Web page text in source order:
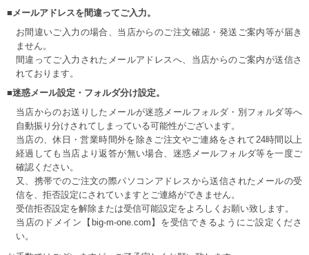
COLOR VARIATION
■メールアドレスを間違ってご入力。
お間違いご入力の場合、当店からのご注文確認・発送ご案内等が届き
ません。
間違ってご入力されたメールアドレスへ、当店からのご案内が送信さ
れております。
■迷惑メール設定・フォルダ分け設定。
当店からのお送りしたメールが迷惑メールフォルダ・別フォルダ等へ
自動振り分けされてしまっている可能性がございます。
当店の、休日・営業時間外を除きご注文やご連絡をされて24時間以上
経過しても当店より返答が無い場合、迷惑メールフォルダ等を一度ご
確認ください。
又、携帯でのご注文の際パソコンアドレスから送信されたメールの受
信を、拒否設定にされていますとご連絡ができません。
受信拒否設定を解除または受信可能設定をよろしくお願い致します。
当店のドメイン【big-m-one.com】を受信できるようにご設定くださ
い。